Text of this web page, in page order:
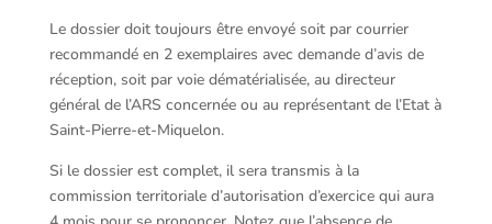
Le dossier doit toujours être envoyé soit par courrier
recommandé en 2 exemplaires avec demande d’avis de
réception, soit par voie dématérialisée, au directeur
général de l’ARS concernée ou au représentant de l’Etat à
Saint-Pierre-et-Miquelon.
Si le dossier est complet, il sera transmis à la
commission territoriale d’autorisation d’exercice qui aura